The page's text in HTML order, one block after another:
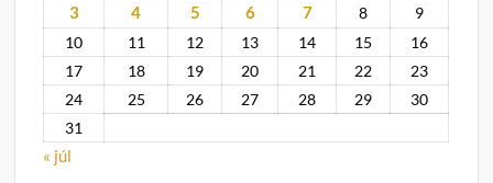
3
4 5 6 7 8
9
10
11 12 13 14 15
16
17
18 19 20 21 22
23
24
25 26 27 28 29
30
31
« júl